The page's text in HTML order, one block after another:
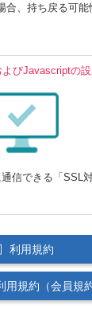
、持ち戻る可能
びJavascriptの
信できる「SSL対
利用規約
用規約（会員規約